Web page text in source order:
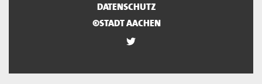
DATENSCHUTZ
©STADT AACHEN